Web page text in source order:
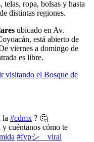
telas, ropa, bolsas y hasta
distintas regiones.
ubicado en Av.
está abierto de
viernes a domingo de
es libre.
visitando el Bosque de
la #cdmx ? 🤔
cuéntanos cómo te
#fypシ゚viral